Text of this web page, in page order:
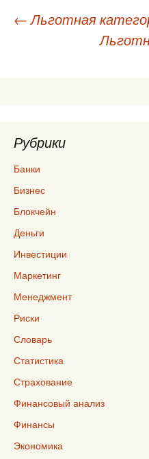
Навигация
←Льготная
Рубрики
Банки
Бизнес
Блокчейн
Деньги
Инвестиции
Маркетинг
Менеджмент
Риски
Словарь
Статистика
Страхование
Финансовый анализ
Финансы
Экономика